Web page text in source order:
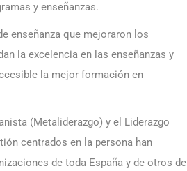
y enseñanzas.
enseñanza que mejoraron los
la excelencia en las enseñanzas y
la mejor formación en
(Metaliderazgo) y el Liderazgo
centrados en la persona han
de toda España y de otros de